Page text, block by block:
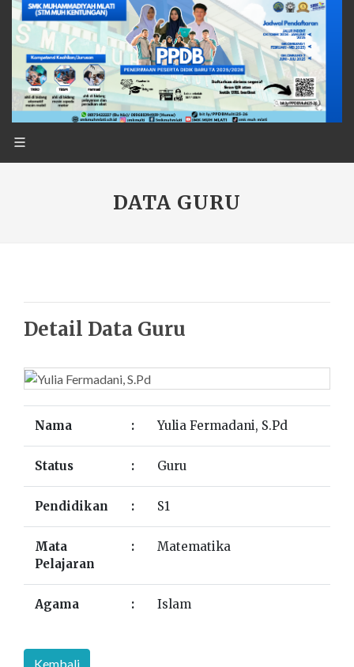
DATA GURU
Detail Data Guru
Nama : Yulia Fermadani, S.Pd
Status : Guru
Pendidikan : S1
Mata
Pelajaran
: Matematika
Agama : Islam